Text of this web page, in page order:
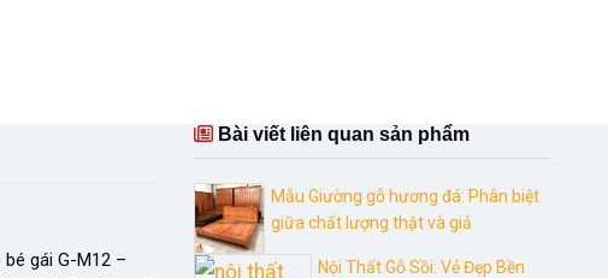
gái G-M12 –
Bài viết liên quan sản phẩm
Mẫu Giường gỗ hương đá: Phân biệt
giữa chất lượng thật và giả
Nội Thất Gỗ Sồi: Vẻ Đẹp Bền